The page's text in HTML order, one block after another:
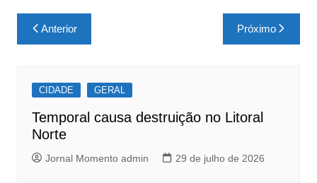
c
e
o
o
k
at
s
p
p
Navegação
de
Anterior Próximo
CIDADE GERAL
Temporal causa destruição no Litoral
Norte
Jornal Momento admin 29 de julho de 2026